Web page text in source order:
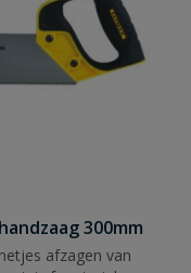
300mm
afzagen van